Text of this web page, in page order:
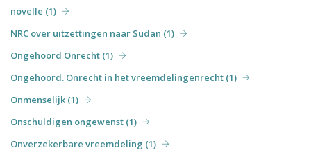
novelle (1)
NRC over uitzettingen naar Sudan (1)
Ongehoord Onrecht (1)
Ongehoord. Onrecht in het vreemdelingenrecht (1)
Onmenselijk (1)
Onschuldigen ongewenst (1)
Onverzekerbare vreemdeling (1)